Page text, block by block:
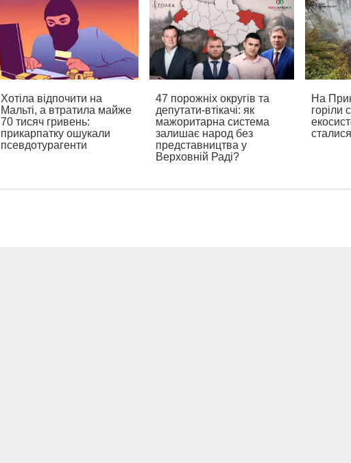
Хотіла відпочити на
Мальті, а втратила майже
70 тисяч гривень:
прикарпатку ошукали
псевдотурагенти
47 порожніх округів та
депутати-втікачі: як
мажоритарна система
залишає народ без
представництва у
Верховній Раді?
На
горіли